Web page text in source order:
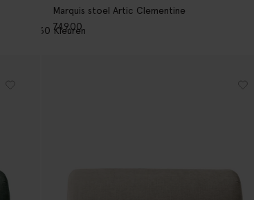
Marquis stoel Artic Clementine
749.00
30 Kleuren